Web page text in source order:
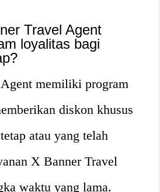
Travel Agent
loyalitas bagi
memiliki program
diskon khusus
atau yang telah
X Banner Travel
waktu yang lama.